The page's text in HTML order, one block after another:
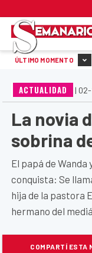
ÚLTIMO MOMENTO
ACTUALIDAD | 02-
La novia
sobrina
El papá de
conquista: Se
hija de la pastora
hermano del
COMPARTÍ ESTA